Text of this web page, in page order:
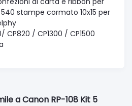
stampe cormato 10x15 per
CP820 / CP1300 / CP1500
a Canon RP-108 Kit 5